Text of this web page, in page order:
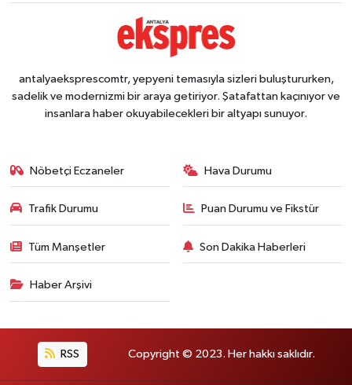
antalyaeksprescomtr, yepyeni temasıyla sizleri buluştururken,
sadelik ve modernizmi bir araya getiriyor. Şatafattan kaçınıyor ve
insanlara haber okuyabilecekleri bir altyapı sunuyor.
Nöbetçi Eczaneler Hava Durumu
Trafik Durumu Puan Durumu ve Fikstür
Tüm Manşetler Son Dakika Haberleri
Haber Arşivi
RSS Copyright © 2023. Her hakkı saklıdır.